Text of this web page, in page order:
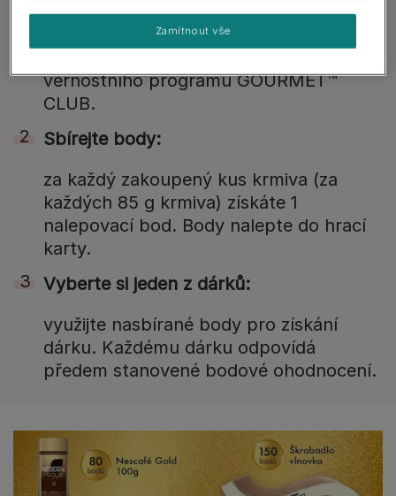
vyzvedněte si v některé z našich
věrnostního programu GOURMET™
CLUB.
Sbírejte body:
za každý zakoupený kus krmiva (za
každých 85 g krmiva) získáte 1
nalepovací bod. Body nalepte do hrací
karty.
Vyberte si jeden z dárků:
využijte nasbírané body pro získání
dárku. Každému dárku odpovídá
předem stanovené bodové ohodnocení.
Zamítnout vše